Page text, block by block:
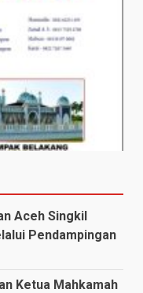
Aceh Singkil
Pendampingan
Ketua Mahkamah